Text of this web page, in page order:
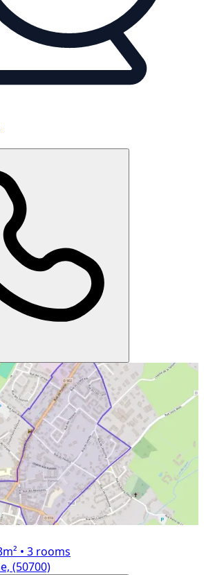
• 3 rooms
(50700)